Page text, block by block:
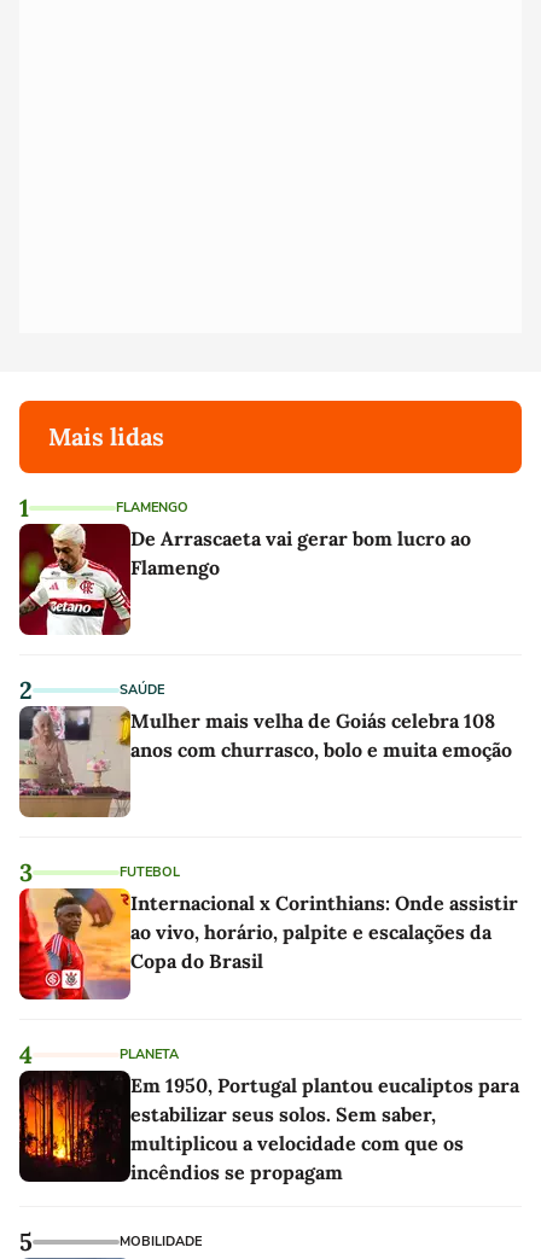
Mais lidas
1 FLAMENGO
De Arrascaeta vai gerar bom lucro ao
Flamengo
2 SAÚDE
Mulher mais velha de Goiás celebra 108
anos com churrasco, bolo e muita emoção
3 FUTEBOL
Internacional x Corinthians: Onde assistir
ao vivo, horário, palpite e escalações da
Copa do Brasil
4 PLANETA
Em 1950, Portugal plantou eucaliptos para
estabilizar seus solos. Sem saber,
multiplicou a velocidade com que os
incêndios se propagam
5 MOBILIDADE